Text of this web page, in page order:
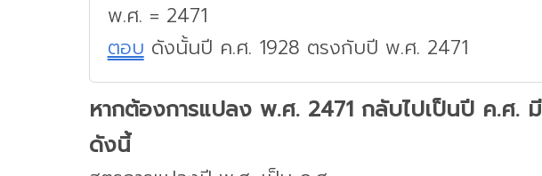
พ.ศ. = 2471
ตอบ ดังนั้นปี ค.ศ. 1928 ตรงกับปี พ.ศ. 2471
หากต้องการแปลง พ.ศ. 2471 กลับไปเป็นปี ค.ศ.
ดังนี้